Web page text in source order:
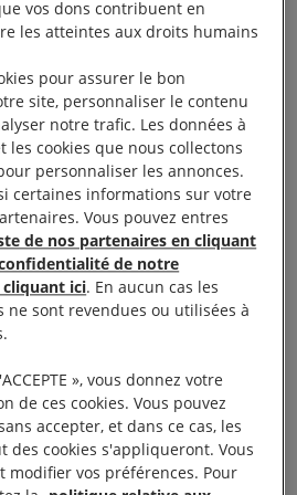
du président américain,
second « sommet pour la
d’autres prises de positions
semaine après la décision du
plusieurs Etats ont signé
pour «contrer la
usages des logiciels
». En plus desÉtats-Unis,
la
Danemark,
Nouvelle-
laSuisse,laSuède , et le
vos dons contribuent en
les atteintes aux droits humains
pour assurer le bon
site, personnaliser le contenu
notre trafic. Les données à
les cookies que nous collectons
personnaliser les annonces.
certaines informations sur votre
Vous pouvez entres
de nos partenaires en cliquant
de notre
cliquant ici. En aucun cas les
ne sont revendues ou utilisées à
», vous donnez votre
de ces cookies. Vous pouvez
accepter, et dans ce cas, les
des cookies s'appliqueront. Vous
modifier vos préférences. Pour